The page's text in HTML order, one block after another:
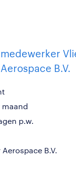
B.V.
p.w.
B.V.